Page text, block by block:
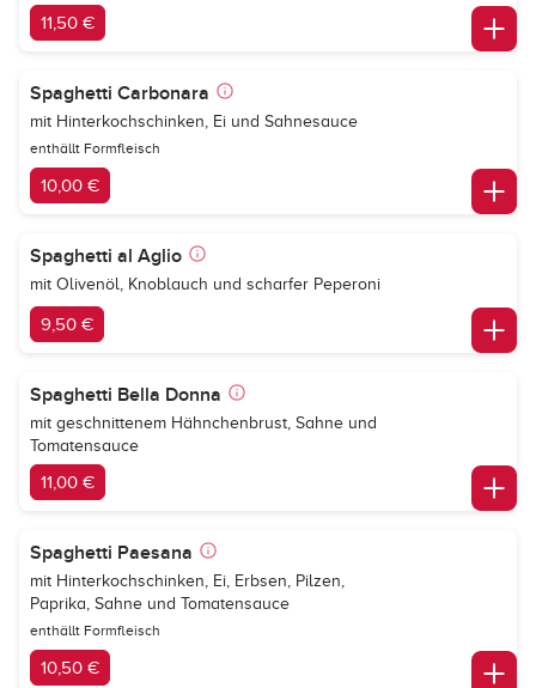
11,50 €
Spaghetti Carbonara
mit Hinterkochschinken, Ei und Sahnesauce
enthällt Formfleisch
10,00 €
Spaghetti al Aglio
mit Olivenöl, Knoblauch und scharfer Peperoni
9,50 €
Spaghetti Bella Donna
mit geschnittenem Hähnchenbrust, Sahne und
Tomatensauce
11,00 €
Spaghetti Paesana
mit Hinterkochschinken, Ei, Erbsen, Pilzen,
Paprika, Sahne und Tomatensauce
enthällt Formfleisch
10,50 €